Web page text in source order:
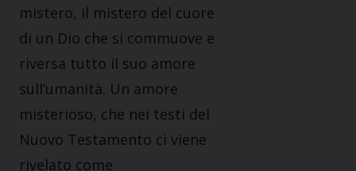
mistero, il mistero del cuore
di un Dio che si commuove e
riversa tutto il suo amore
sull’umanità. Un amore
misterioso, che nei testi del
Nuovo Testamento ci viene
rivelato come